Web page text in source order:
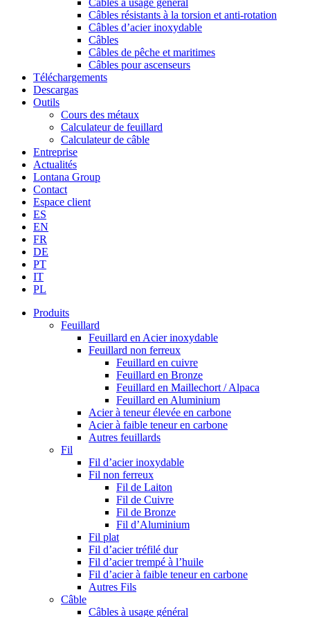
Câbles à usage général
Câbles résistants à la torsion et anti-rotation
Câbles d’acier inoxydable
Câbles
Câbles de pêche et maritimes
Câbles pour ascenseurs
Téléchargements
Descargas
Outils
Cours des métaux
Calculateur de feuillard
Calculateur de câble
Entreprise
Actualités
Lontana Group
Contact
Espace client
ES
EN
FR
DE
PT
IT
PL
Produits
Feuillard
Feuillard en Acier inoxydable
Feuillard non ferreux
Feuillard en cuivre
Feuillard en Bronze
Feuillard en Maillechort / Alpaca
Feuillard en Aluminium
Acier à teneur élevée en carbone
Acier à faible teneur en carbone
Autres feuillards
Fil
Fil d’acier inoxydable
Fil non ferreux
Fil de Laiton
Fil de Cuivre
Fil de Bronze
Fil d’Aluminium
Fil plat
Fil d’acier tréfilé dur
Fil d’acier trempé à l’huile
Fil d’acier à faible teneur en carbone
Autres Fils
Câble
Câbles à usage général